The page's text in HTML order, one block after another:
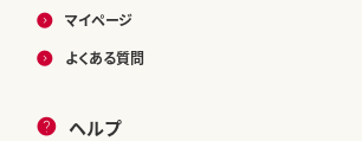
マイページ
よくある質問
ヘルプ